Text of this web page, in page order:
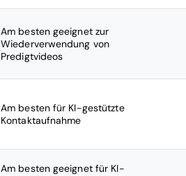
Am besten geeignet zur
Wiederverwendung von
Predigtvideos
Am besten für KI-gestützte
Kontaktaufnahme
Am besten geeignet für KI-